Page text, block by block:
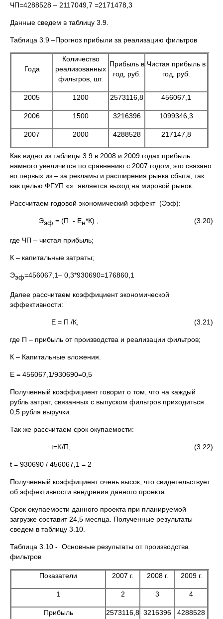
ЧП=4288528 – 2117049,7 =2171478,3
Данные сведем в таблицу 3.9.
Таблица 3.9 –Прогноз прибыли за реализацию фильтров
Года
Количество
реализованных
фильтров, шт.
Прибыль в
год, руб.
Чистая прибыль в
год, руб.
2005 1200 2573116,8 456067,1
2006 1500 3216396 1099346,3
2007 2000 4288528 217147,8
Как видно из таблицы 3.9 в 2008 и 2009 годах прибыль
намного увеличится по сравнению с 2007 годом, это связано
во первых из – за рекламы и расширения рынка сбыта, так
как целью ФГУП «» является выход на мировой рынок.
Рассчитаем годовой экономический эффект (Ээф):
Ээф = (П - Ен*К) , (3.20)
где ЧП – чистая прибыль;
К – капитальные затраты;
Ээф=456067,1– 0,3*930690=176860,1
Далее рассчитаем коэффициент экономической
эффективности:
Е = П /К, (3.21)
где П – прибыль от производства и реализации фильтров;
К – Капитальные вложения.
Е = 456067,1/930690=0,5
Полученный коэффициент говорит о том, что на каждый
рубль затрат, связанных с выпуском фильтров приходиться
0,5 рубля выручки.
Так же рассчитаем срок окупаемости:
t=K/П; (3.22)
t = 930690 / 456067,1 = 2
Полученный коэффициент очень высок, что свидетельствует
об эффективности внедрения данного проекта.
Срок окупаемости данного проекта при планируемой
загрузке составит 24,5 месяца. Полученные результаты
сведем в таблицу 3.10.
Таблица 3.10 - Основные результаты от производства
фильтров
Показатели 2007 г. 2008 г. 2009 г.
1 2 3 4
Прибыль 2573116,8 3216396 4288528